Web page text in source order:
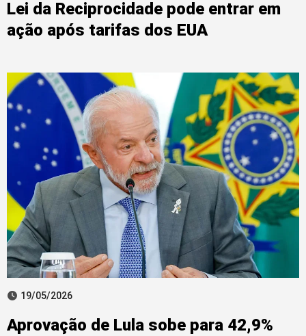
Lei da Reciprocidade pode entrar em
ação após tarifas dos EUA
19/05/2026
Aprovação de Lula sobe para 42,9%